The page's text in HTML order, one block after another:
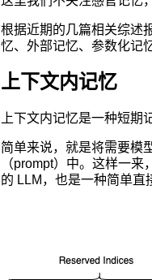
根据近期的几篇相关综述
忆、外部记忆、参数化记
上下文内记忆
上下文内记忆是一种短期
简单来说，就是将需要模
（prompt）中。这样一
的 LLM，也是一种简单直